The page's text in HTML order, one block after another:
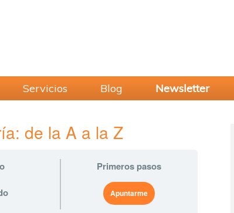
Servicios Blog Newsletter
de la A a la Z
Primeros pasos
Apuntarme